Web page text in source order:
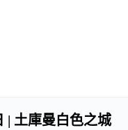
| 土庫曼白色之城